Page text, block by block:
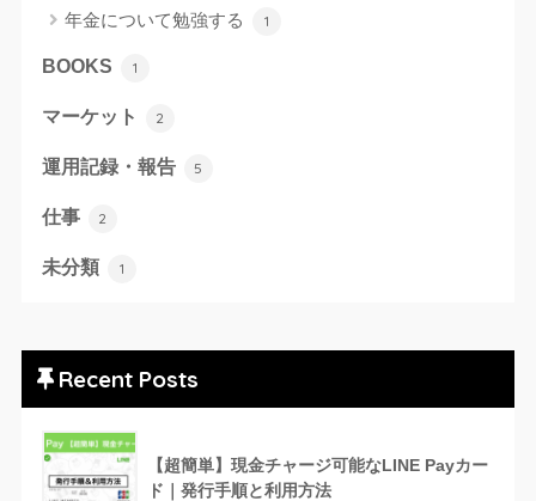
年金について勉強する 1
BOOKS 1
マーケット 2
運用記録・報告 5
仕事 2
未分類 1
Recent Posts
【超簡単】現金チャージ可能なLINE Payカー
ド｜発行手順と利用方法